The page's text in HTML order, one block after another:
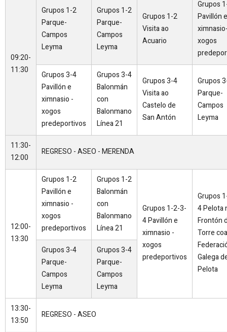
09:20-
11:30
Grupos 1-2
Parque-
Campos
Leyma
Grupos 1-2
Parque-
Campos
Leyma
Grupos 1-2
Visita ao
Acuario
Grupos
Pavillón e
xogos
Grupos 3-4
Pavillón e
ximnasio -
xogos
predeportivos
Grupos 3-4
Balonmán
con
Balonmano
Línea 21
Grupos 3-4
Visita ao
Castelo de
San Antón
Grupos
Parque-
Campos
Leyma
11:30-
12:00
REGRESO - ASEO - MERENDA
12:00-
13:30
Grupos 1-2
Pavillón e
ximnasio -
xogos
predeportivos
Grupos 1-2
Balonmán
con
Balonmano
Línea 21
Grupos 1-2-3-
4 Pavillón e
ximnasio -
xogos
predeportivos
Grupos
4 Pelota
Frontón
Torre coa
Galega
Pelota
Grupos 3-4
Parque-
Campos
Leyma
Grupos 3-4
Parque-
Campos
Leyma
13:30-
13:50
REGRESO - ASEO